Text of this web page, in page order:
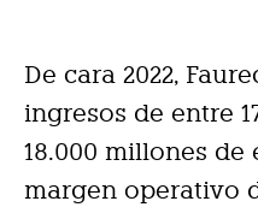
De cara 2022,
ingresos de entre
18.000 millones de
margen operativo